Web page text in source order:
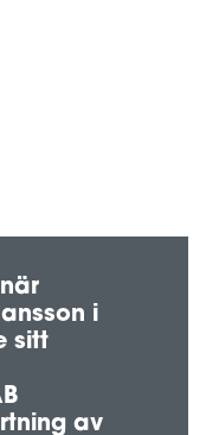
i
sitt
av